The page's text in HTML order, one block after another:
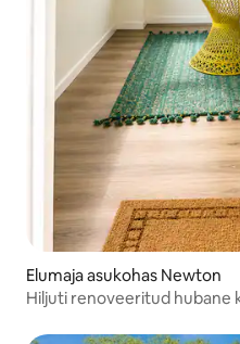
Elumaja asukohas Newton
Hiljuti renoveeritud hubane